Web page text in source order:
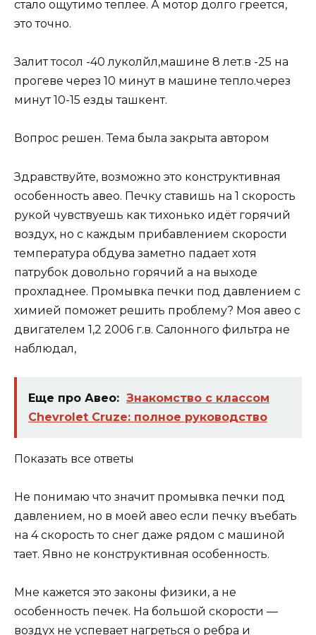
стало ощутимо теплее. А мотор долго греется,
это точно.
Залит тосол -40 луколйл,машине 8 лет.в -25 на
прогеве через 10 минут в машине тепло.через
минут 10-15 езды ташкент.
Вопрос решен. Тема была закрыта автором
Здравствуйте, возможно это конструктивная
особенность авео. Печку ставишь на 1 скорость
рукой чувствуешь как тихонько идёт горячий
воздух, но с каждым прибавлением скорости
температура обдува заметно падает хотя
патрубок довольно горячий а на выходе
прохладнее. Промывка печки под давлением с
химией поможет решить проблему? Моя авео с
двигателем 1,2 2006 г.в. Салонного фильтра не
наблюдал,
Еще про Авео: Знакомство с классом
Chevrolet Cruze: полное руководство
Показать все ответы
Не понимаю что значит промывка печки под
давлением, но в моей авео если печку въебать
на 4 скорость то снег даже рядом с машиной
тает. Явно не конструктивная особенность.
Мне кажется это законы физики, а не
особенность печек. На большой скорости —
воздух не успевает нагреться о ребра и